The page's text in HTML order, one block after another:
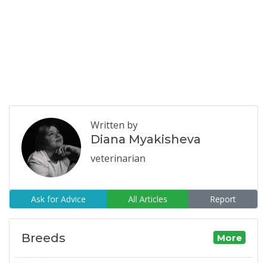
Written by
Diana Myakisheva
veterinarian
Ask for Advice All Articles Report
Breeds More